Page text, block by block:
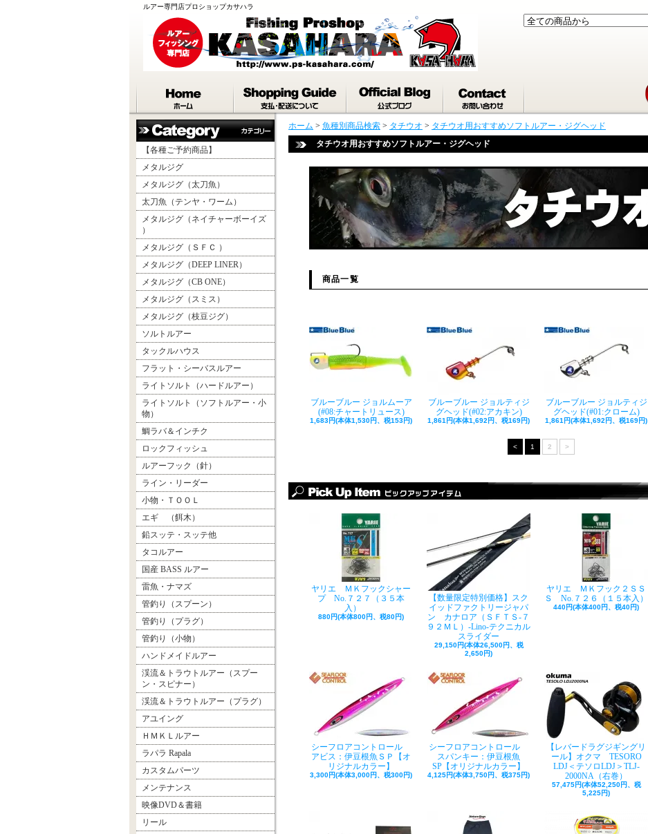
ルアー専門店プロショップカサハラ
【各種ご予約商品】
メタルジグ
メタルジグ（太刀魚）
太刀魚（テンヤ・ワーム）
メタルジグ（ネイチャーボーイズ
）
メタルジグ（ＳＦＣ ）
メタルジグ（DEEP LINER）
メタルジグ（CB ONE）
メタルジグ（スミス）
メタルジグ（枝豆ジグ）
ソルトルアー
タックルハウス
フラット・シーバスルアー
ライトソルト（ハードルアー）
ライトソルト（ソフトルアー・小
物）
鯛ラバ＆インチク
ロックフィッシュ
ルアーフック（針）
ライン・リーダー
小物・ＴＯＯＬ
エギ （餌木）
鉛スッテ・スッテ他
タコルアー
国産 BASS ルアー
雷魚・ナマズ
管釣り（スプーン）
管釣り（プラグ）
管釣り（小物）
ハンドメイドルアー
渓流＆トラウトルアー（スプー
ン・スピナー）
渓流＆トラウトルアー（プラグ）
アユイング
ＨＭＫＬルアー
ラパラ Rapala
カスタムパーツ
メンテナンス
映像DVD＆書籍
リール
ホーム > 魚種別商品検索 > タチウオ > タチウオ用おすすめソフトルアー・ジグヘッド
タチウオ用おすすめソフトルアー・ジグヘッド
商品一覧
ブルーブルー ジョルムーア
(#08:チャートリュース)
1,683円(本体1,530円、税153円)
ブルーブルー ジョルティジ
グヘッド(#02:アカキン)
1,861円(本体1,692円、税169円)
ブルーブルー ジョルティジ
グヘッド(#01:クローム)
1,861円(本体1,692円、税169円)
< 1 2 >
ヤリエ ＭＫフックシャー
プ No.７２７（３５本
入）
880円(本体800円、税80円)
【数量限定特別価格】スク
イッドファクトリージャパ
ン カナロア（ＳＦＴＳ-７
９２ＭＬ）-Lino-テクニカル
スライダー
29,150円(本体26,500円、税
2,650円)
ヤリエ ＭＫフック２ＳＳ
Ｓ No.７２６（１５本入）
440円(本体400円、税40円)
シーフロアコントロール
アビス：伊豆根魚ＳＰ【オ
リジナルカラー】
3,300円(本体3,000円、税300円)
シーフロアコントロール
スパンキー：伊豆根魚
SP【オリジナルカラー】
4,125円(本体3,750円、税375円)
【レバードラグジギングリ
ール】オクマ TESORO
LDJ＜テソロLDJ＞TLJ-
2000NA（右巻）
57,475円(本体52,250円、税
5,225円)